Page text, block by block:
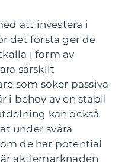
att investera i
det första ger de
i form av
särskilt
som söker passiva
i behov av en stabil
kan också
under svåra
de har potential
aktiemarknaden